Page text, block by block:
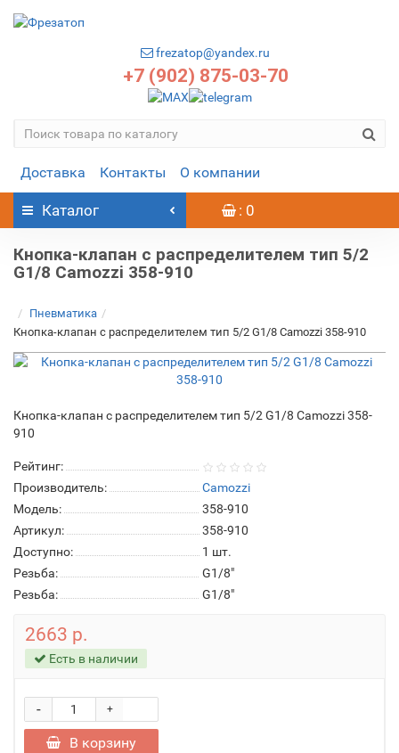
frezatop@yandex.ru
+7 (902) 875-03-70
Доставка Контакты О компании
Каталог : 0
Кнопка-клапан с распределителем тип 5/2
G1/8 Camozzi 358-910
Пневматика
Кнопка-клапан с распределителем тип 5/2 G1/8 Camozzi 358-910
Кнопка-клапан с распределителем тип 5/2 G1/8 Camozzi 358-
910
Рейтинг:
Производитель:
Camozzi
Модель:
358-910
Артикул:
358-910
Доступно:
1 шт.
Резьба:
G1/8"
Резьба:
G1/8"
2663 р.
Есть в наличии
+
-
В корзину